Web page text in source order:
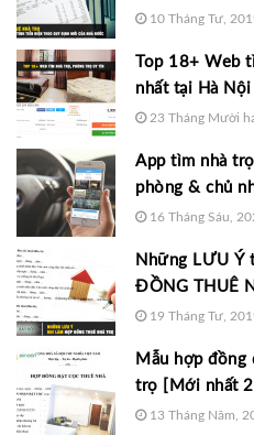
10 Tháng Tư,
Top 18+ Web
nhất tại Hà Nội
23 Tháng Mười
App tìm nhà
phòng & chủ
16 Tháng Sáu,
Những LƯU Ý
ĐỒNG THUÊ
19 Tháng Tư,
Mẫu hợp đồng
trọ [Mới nhất
13 Tháng Năm,